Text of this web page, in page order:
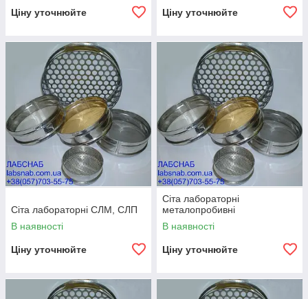
Ціну уточнюйте Ціну уточнюйте
Сіта лабораторні СЛМ, СЛП
В наявності
Ціну уточнюйте
Сіта лабораторні
металопробивні
В наявності
Ціну уточнюйте